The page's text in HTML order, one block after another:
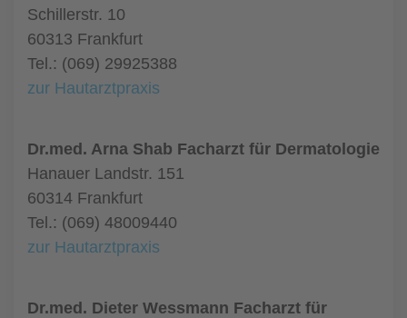
Schillerstr. 10
60313 Frankfurt
Tel.: (069) 29925388
zur Hautarztpraxis
Dr.med. Arna Shab Facharzt für Dermatologie
Hanauer Landstr. 151
60314 Frankfurt
Tel.: (069) 48009440
zur Hautarztpraxis
Dr.med. Dieter Wessmann Facharzt für